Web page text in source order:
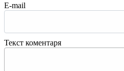
E-mail
Текст коментаря